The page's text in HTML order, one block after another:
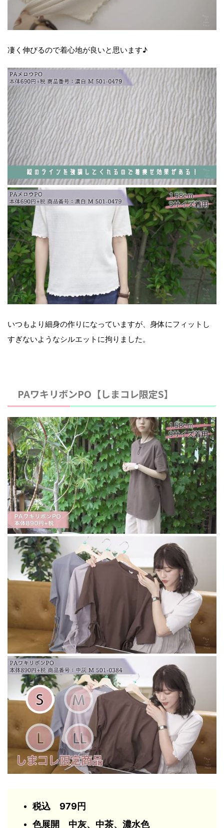
凄く伸びるので着心地が良いと思います♪
いつもより細身の作りになっていますが、身体にフィットし
すぎないようなシルエットに拘りました。
PAワキリボンPO【しまコレ限定S】
税込 979円
色展開 中灰、中茶、濃水色